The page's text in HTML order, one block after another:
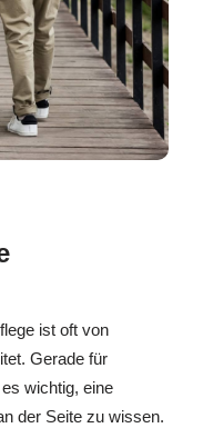
ist oft von
Gerade für
wichtig, eine
der Seite zu wissen.